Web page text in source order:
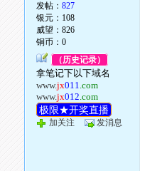
发帖：827
银元：108
威望：826
铜币：0
（历史记录）
拿笔记下以下域名
www.jx011.com
www.jx012.com
极限★开奖直播
加关注 发消息